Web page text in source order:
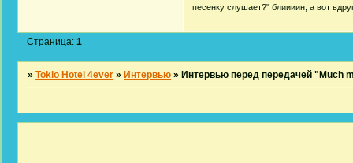
песенку слушает?" блиииин, а вот
Страница:1
»Tokio Hotel 4ever » Интервью » Интервью перед передачей "Much